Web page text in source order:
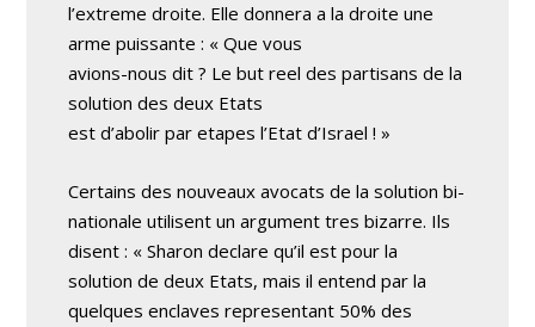
l’extreme droite. Elle donnera a la droite une
arme puissante : « Que vous
avions-nous dit ? Le but reel des partisans de la
solution des deux Etats
est d’abolir par etapes l’Etat d’Israel ! »
Certains des nouveaux avocats de la solution bi-
nationale utilisent un argument tres bizarre. Ils
disent : « Sharon declare qu’il est pour la
solution de deux Etats, mais il entend par la
quelques enclaves representant 50% des